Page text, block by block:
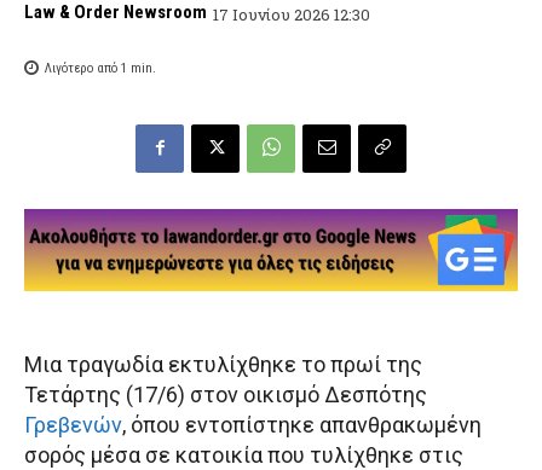
Law & Order Newsroom 17 Ιουνίου 2026 12:30
Λιγότερο από 1 min.
Μια τραγωδία εκτυλίχθηκε το πρωί της
Τετάρτης (17/6) στον οικισμό Δεσπότης
Γρεβενών, όπου εντοπίστηκε απανθρακωμένη
σορός μέσα σε κατοικία που τυλίχθηκε στις